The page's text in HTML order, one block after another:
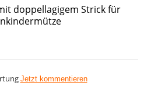
doppellagigem Strick für
Jetzt kommentieren